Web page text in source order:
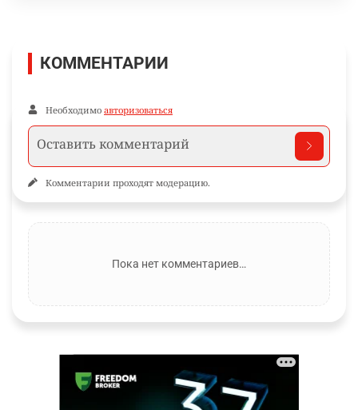
КОММЕНТАРИИ
Необходимо авторизоваться
Комментарии проходят модерацию.
Пока нет комментариев…